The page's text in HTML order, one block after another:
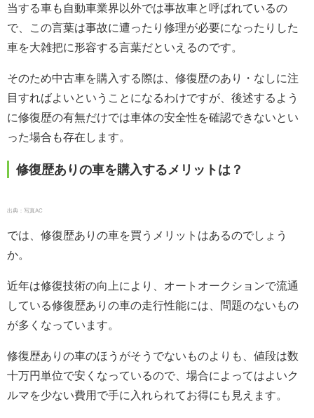
当する車も自動車業界以外では事故車と呼ばれているの
で、この言葉は事故に遭ったり修理が必要になったりした
車を大雑把に形容する言葉だといえるのです。
そのため中古車を購入する際は、修復歴のあり・なしに注
目すればよいということになるわけですが、後述するよう
に修復歴の有無だけでは車体の安全性を確認できないとい
った場合も存在します。
修復歴ありの車を購入するメリットは？
出典：写真AC
では、修復歴ありの車を買うメリットはあるのでしょう
か。
近年は修復技術の向上により、オートオークションで流通
している修復歴ありの車の走行性能には、問題のないもの
が多くなっています。
修復歴ありの車のほうがそうでないものよりも、値段は数
十万円単位で安くなっているので、場合によってはよいク
ルマを少ない費用で手に入れられてお得にも見えます。